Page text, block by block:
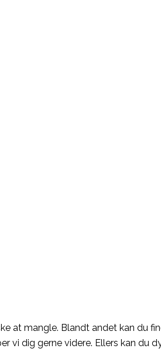
at mangle. Blandt andet kan du
dig gerne videre. Ellers kan du